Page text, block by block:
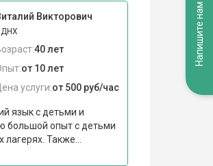
Викторович
40 лет
от 10 лет
услуги:от 500 руб/час
язык с детьми и
большой опыт с детьми
Также...
Напишите нам